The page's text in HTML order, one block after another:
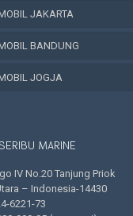
JAKARTA
BANDUNG
JOGJA
MARINE
IV No.20 Tanjung Priok
– Indonesia-14430
6221-73